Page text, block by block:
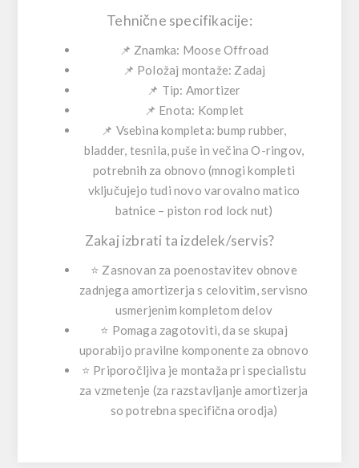
Tehnične specifikacije:
📌 Znamka: Moose Offroad
📌 Položaj montaže: Zadaj
📌 Tip: Amortizer
📌 Enota: Komplet
📌 Vsebina kompleta: bump rubber,
bladder, tesnila, puše in večina O-ringov,
potrebnih za obnovo (mnogi kompleti
vključujejo tudi novo varovalno matico
batnice – piston rod lock nut)
Zakaj izbrati ta izdelek/servis?
⭐ Zasnovan za poenostavitev obnove
zadnjega amortizerja s celovitim, servisno
usmerjenim kompletom delov
⭐ Pomaga zagotoviti, da se skupaj
uporabijo pravilne komponente za obnovo
⭐ Priporočljiva je montaža pri specialistu
za vzmetenje (za razstavljanje amortizerja
so potrebna specifična orodja)